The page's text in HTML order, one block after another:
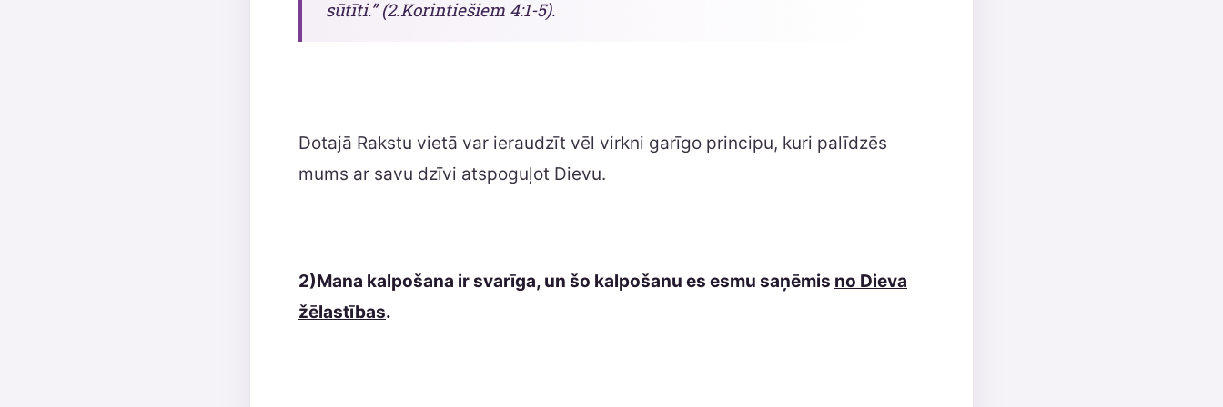
sūtīti.” (2.Korintiešiem 4:1-5).
Dotajā Rakstu vietā var ieraudzīt vēl virkni garīgo principu, kuri palīdzēs
mums ar savu dzīvi atspoguļot Dievu.
2)Mana kalpošana ir svarīga, un šo kalpošanu es esmu saņēmis no Dieva
žēlastības.